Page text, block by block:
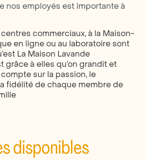
nos employés est importante à
commerciaux, à la Maison-
en ligne ou au laboratoire sont
La Maison Lavande
grâce à elles qu’on grandit et
compte sur la passion, le
fidélité de chaque membre de
disponibles